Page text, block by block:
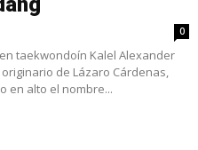
0
taekwondoín Kalel Alexander
de Lázaro Cárdenas,
en alto el nombre...